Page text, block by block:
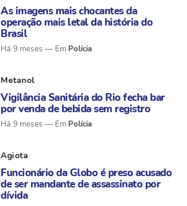
As imagens mais chocantes da
operação mais letal da história do
Brasil
Há 9 meses Polícia
Metanol
Vigilância Sanitária do Rio fecha bar
por venda de bebida sem registro
Há 9 meses Polícia
Agiota
Funcionário da Globo é preso acusado
de ser mandante de assassinato por
dívida